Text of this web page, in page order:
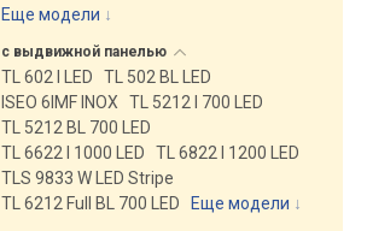
Еще модели ↓
с выдвижной панелью
TL 602 I LED
TL 502 BL LED
ISEO 6IMF INOX
TL 5212 I 700 LED
TL 5212 BL 700 LED
TL 6622 I 1000 LED
TL 6822 I 1200 LED
TLS 9833 W LED Stripe
TL 6212 Full BL 700 LED
Еще модели ↓